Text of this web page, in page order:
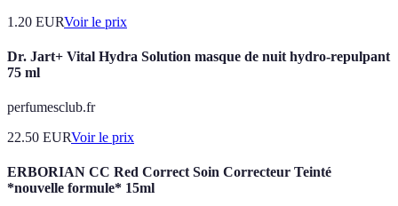
1.20 EURVoir le prix
Dr. Jart+ Vital Hydra Solution masque de nuit hydro-repulpant
75 ml
perfumesclub.fr
22.50 EURVoir le prix
ERBORIAN CC Red Correct Soin Correcteur Teinté
*nouvelle formule* 15ml